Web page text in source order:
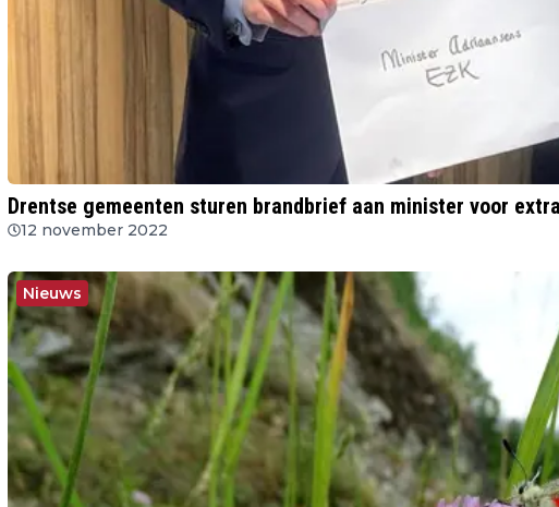
Drentse gemeenten sturen brandbrief aan minister voor
12 november 2022
Nieuws